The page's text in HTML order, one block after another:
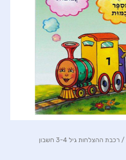
/ רכבת ההצלחות גיל 3-4 חשבון